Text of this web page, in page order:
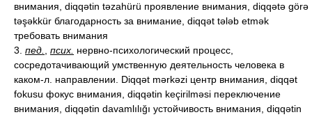
внимания, diqqətin təzahürü проявление внимания, diqqətə görə
təşəkkür благодарность за внимание, diqqət tələb etmək
требовать внимания
3. пед. псих. нервно-психологический процесс,
сосредотачивающий умственную деятельность человека в
каком-л. направлении. Diqqət mərkəzi центр внимания, diqqət
fokusu фокус внимания, diqqətin keçirilməsi переключение
внимания, diqqətin davamlılığı устойчивость внимания, diqqətin